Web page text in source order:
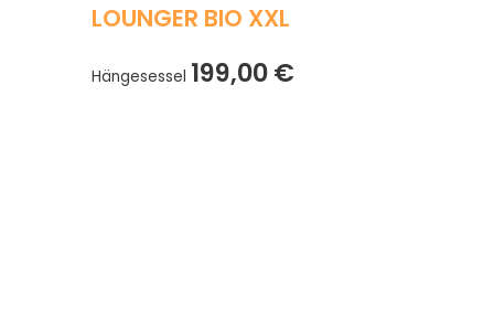
LOUNGER BIO XXL
Hängesessel 199,00€